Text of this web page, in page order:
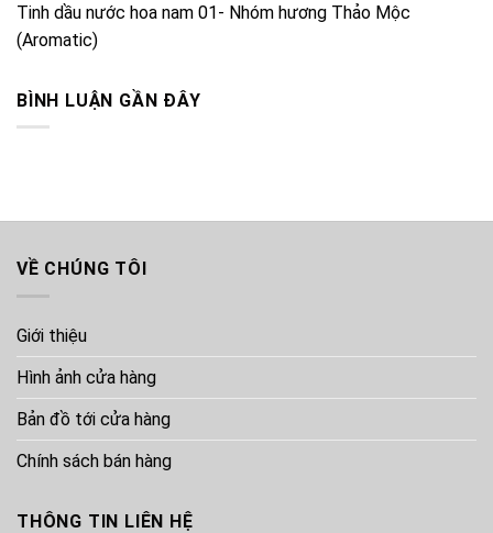
Tinh dầu nước hoa nam 01- Nhóm hương Thảo Mộc
(Aromatic)
BÌNH LUẬN GẦN ĐÂY
VỀ CHÚNG TÔI
Giới thiệu
Hình ảnh cửa hàng
Bản đồ tới cửa hàng
Chính sách bán hàng
THÔNG TIN LIÊN HỆ